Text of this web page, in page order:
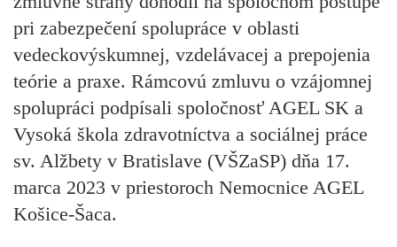
pri zabezpečení spolupráce v oblasti
vedeckovýskumnej, vzdelávacej a prepojenia
teórie a praxe. Rámcovú zmluvu o vzájomnej
spolupráci podpísali spoločnosť AGEL SK a
Vysoká škola zdravotníctva a sociálnej práce
sv. Alžbety v Bratislave (VŠZaSP) dňa 17.
marca 2023 v priestoroch Nemocnice AGEL
Košice-Šaca.